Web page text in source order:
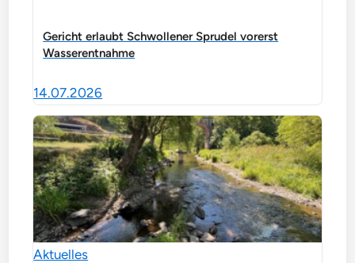
Gericht erlaubt Schwollener Sprudel vorerst
Wasserentnahme
14.07.2026
Aktuelles